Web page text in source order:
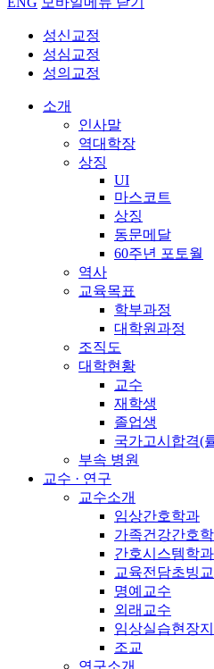
성신교정
성심교정
성의교정
소개
인사말
역대학장
상징
UI
마스코트
상징
동문메달
60주년 포토월
역사
교육목표
학부과정
대학원과정
조직도
대학현황
교수
재학생
졸업생
국가고시합격(
부속 병원
교수 · 연구
교수소개
임상간호학과
가족건강간호
간호시스템학과
교육전담초빙
명예교수
외래교수
임상실습현장
조교
연구소개